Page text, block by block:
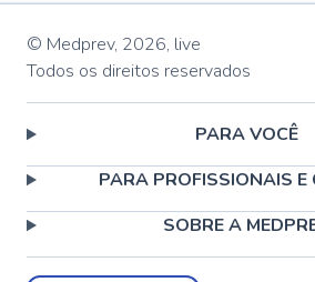
© Medprev, 2026, live
Todos os direitos reservados
PARA VOCÊ
PARA PROFISSIONAIS E
SOBRE A